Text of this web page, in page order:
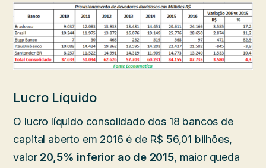
Lucro Líquido
O lucro líquido consolidado dos 18 bancos de
capital aberto em 2016 é de R$ 56,01 bilhões,
valor 20,5% inferior ao de 2015, maior queda